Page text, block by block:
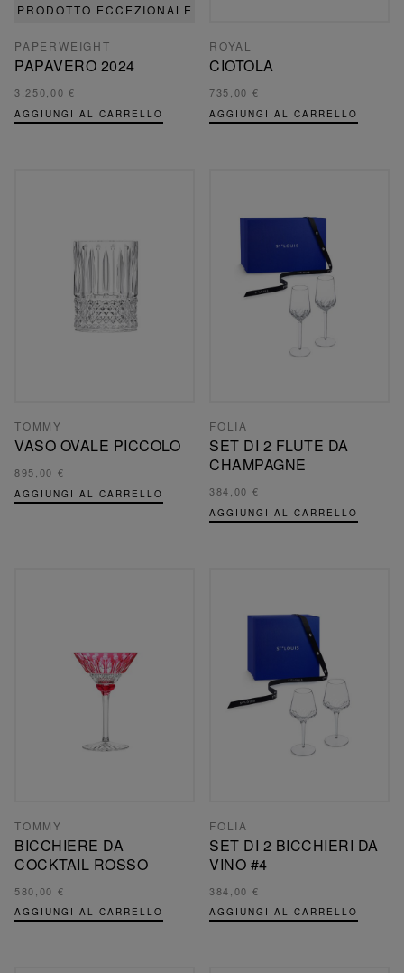
PRODOTTO ECCEZIONALE
PAPERWEIGHT
PAPAVERO 2024
3.250,00 €
AGGIUNGI AL CARRELLO
ROYAL
CIOTOLA
735,00 €
AGGIUNGI AL CARRELLO
TOMMY
VASO OVALE PICCOLO
895,00 €
AGGIUNGI AL CARRELLO
FOLIA
SET DI 2 FLUTE DA
CHAMPAGNE
384,00 €
AGGIUNGI AL CARRELLO
TOMMY
BICCHIERE DA
COCKTAIL ROSSO
580,00 €
AGGIUNGI AL CARRELLO
FOLIA
SET DI 2 BICCHIERI DA
VINO #4
384,00 €
AGGIUNGI AL CARRELLO